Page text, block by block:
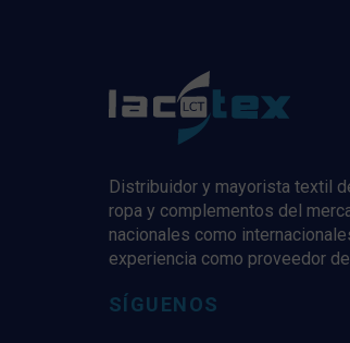
Distribuidor y mayorista textil
ropa y complementos del
nacionales como
experiencia como proveedor
SÍGUENOS